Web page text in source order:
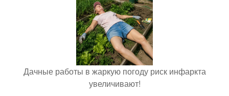
Дачные работы в жаркую погоду риск инфаркта
увеличивают!